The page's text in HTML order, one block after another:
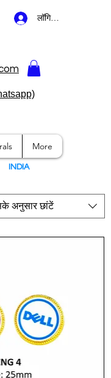
लॉगिन करें
More
NDIA
अनुसार छांटें